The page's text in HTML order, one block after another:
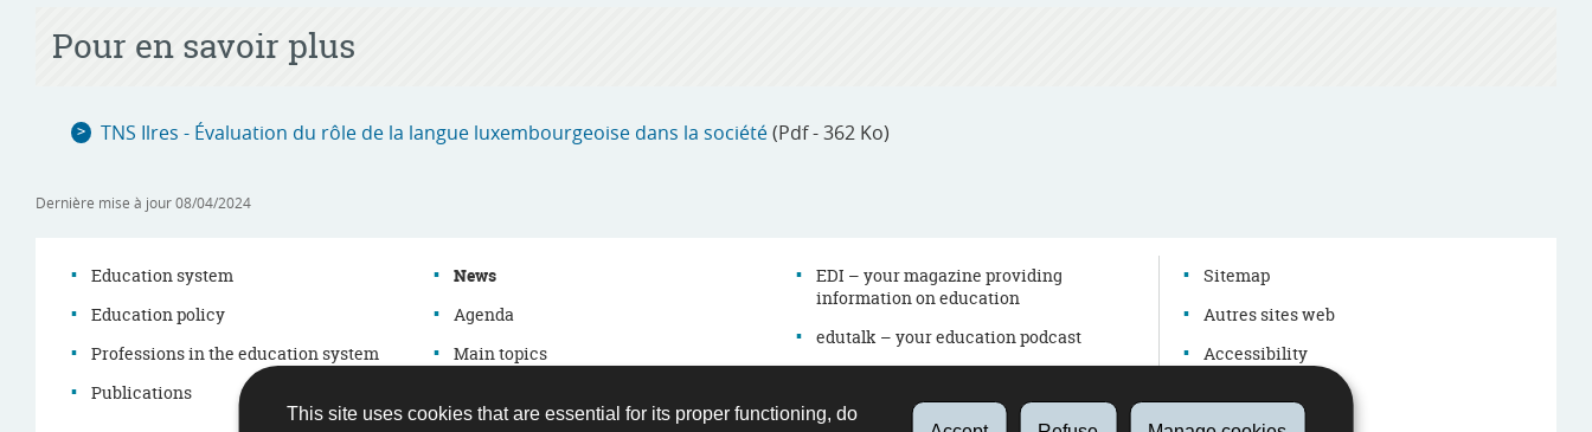
This site uses cookies that are essential for its proper functioning, do
Pour en savoir plus
TNS Ilres - Évaluation du rôle de la langue luxembourgeoise dans la société(Pdf - 362 Ko)
Dernière mise à jour08/04/2024
Navigation
menu
Education system
Education policy
Professions in the education system
Publications
News
Agenda
Main topics
EDI – your magazine providing
information on education
edutalk – your education podcast
Directory
Sitemap
Autres sites web
Accessibility